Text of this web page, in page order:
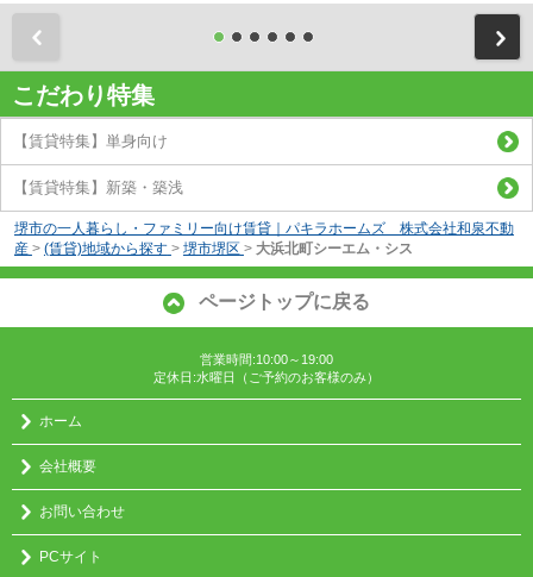
こだわり特集
【賃貸特集】単身向け
【賃貸特集】新築・築浅
堺市の一人暮らし・ファミリー向け賃貸｜パキラホームズ 株式会社和泉不動
産 > (賃貸)地域から探す > 堺市堺区 > 大浜北町シーエム・シス
ページトップに戻る
営業時間:10:00～19:00
定休日:水曜日（ご予約のお客様のみ）
ホーム
会社概要
お問い合わせ
PCサイト